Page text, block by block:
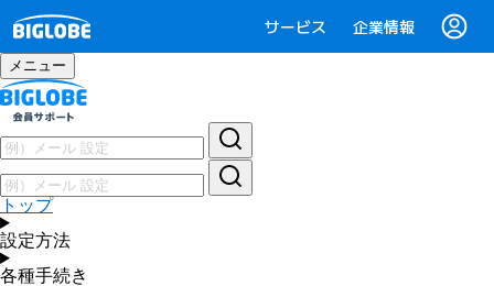
サービス 企業情報
メニュー
トップ
設定方法
各種手続き